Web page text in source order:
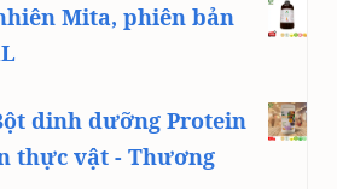
Mita, phiên bản
dinh dưỡng Protein
thực vật - Thương